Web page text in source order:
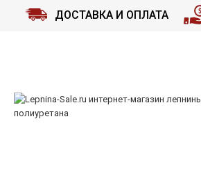
ДОСТАВКА И ОПЛАТА